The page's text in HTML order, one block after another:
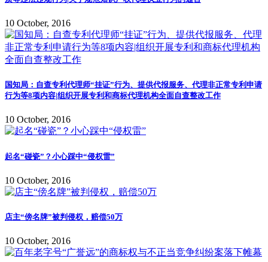
10 October, 2016
国知局：自查专利代理师“挂证”行为、提供代报服务、代理非正常专利申请
行为等8项内容|组织开展专利和商标代理机构全面自查整改工作
10 October, 2016
起名“碰瓷”？小心踩中“侵权雷”
10 October, 2016
店主“傍名牌”被判侵权，赔偿50万
10 October, 2016